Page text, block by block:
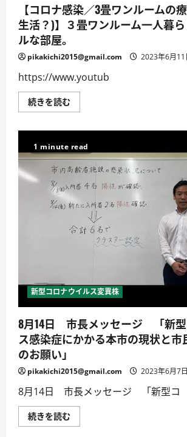
【コロナ感染／3畳ワンルームの
生活？)】３畳ワンルーム一人暮
ルな部屋。
pikakichi2015@gmail.com 2023年6月11
https://www.youtub
続きを読む
ロ
／
3
畳
ワ
ル
ー
ム
の
養
生
３
畳
ワ
ル
ー
ム
一
ら
超
シ
ン
ル
1 minute read
新型コロナウイルス変異株
8月14日 市長メッセージ 「新型
ス感染症にかかる本市の現状と市
のお願い」
pikakichi2015@gmail.com 2023年6月7日
8月14日 市長メッセージ 「新型コ
続きを読む
月